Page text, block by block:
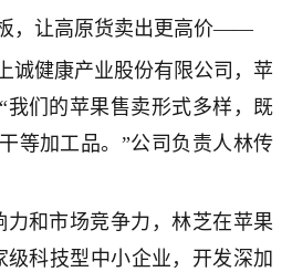
让高原货卖出更高价——
健康产业股份有限公司，苹
我们的苹果售卖形式多样，既
等加工品。”公司负责人林传
和市场竞争力，林芝在苹果
级科技型中小企业，开发深加